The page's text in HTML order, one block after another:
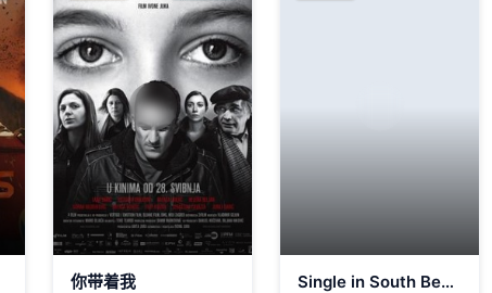
你带着我 Single in South Beach